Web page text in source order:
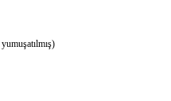
yumuşatılmış)